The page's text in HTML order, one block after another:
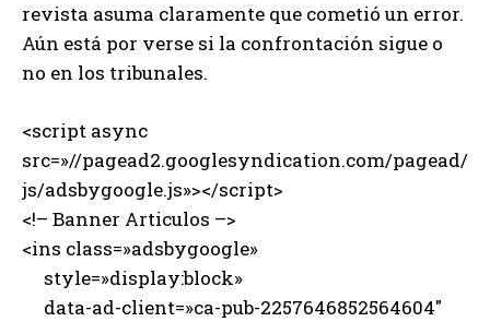
revista asuma claramente que cometió un error.
Aún está por verse si la confrontación sigue o
no en los tribunales.
<script async
src=»//pagead2.googlesyndication.com/pagead/
js/adsbygoogle.js»></script>
<!– Banner Articulos –>
<ins class=»adsbygoogle»
style=»display:block»
data-ad-client=»ca-pub-2257646852564604″